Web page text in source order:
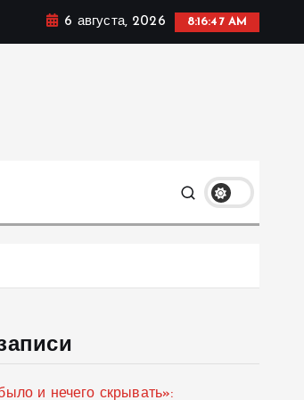
6 августа, 2026 8:16:48 AM
и нечего скрывать»: